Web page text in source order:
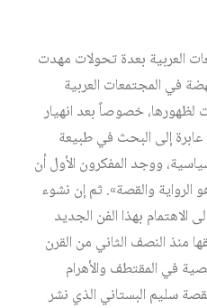
العربية بعدة تحولات مهدت
في المجتمعات العربية
خصوصاً بعد انهيار
عابرة إلى البحث في طبيعة
ووجد المفكرون الأول أن
الرواية والقصة». ثم إن نشوء
الاهتمام بهذا الفن الجديد
النصف الثاني من القرن
في المقتطف والأهرام
سليم البستاني الذي نشر